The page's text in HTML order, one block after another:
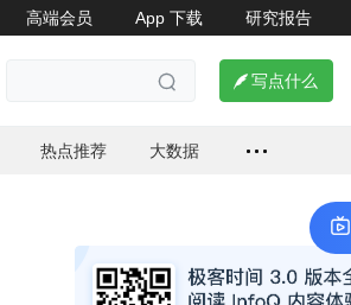
高端会员 App 下载 研究报告
  写点什么
热点推荐 大数据
边缘计算隔离技术的挑战与实践